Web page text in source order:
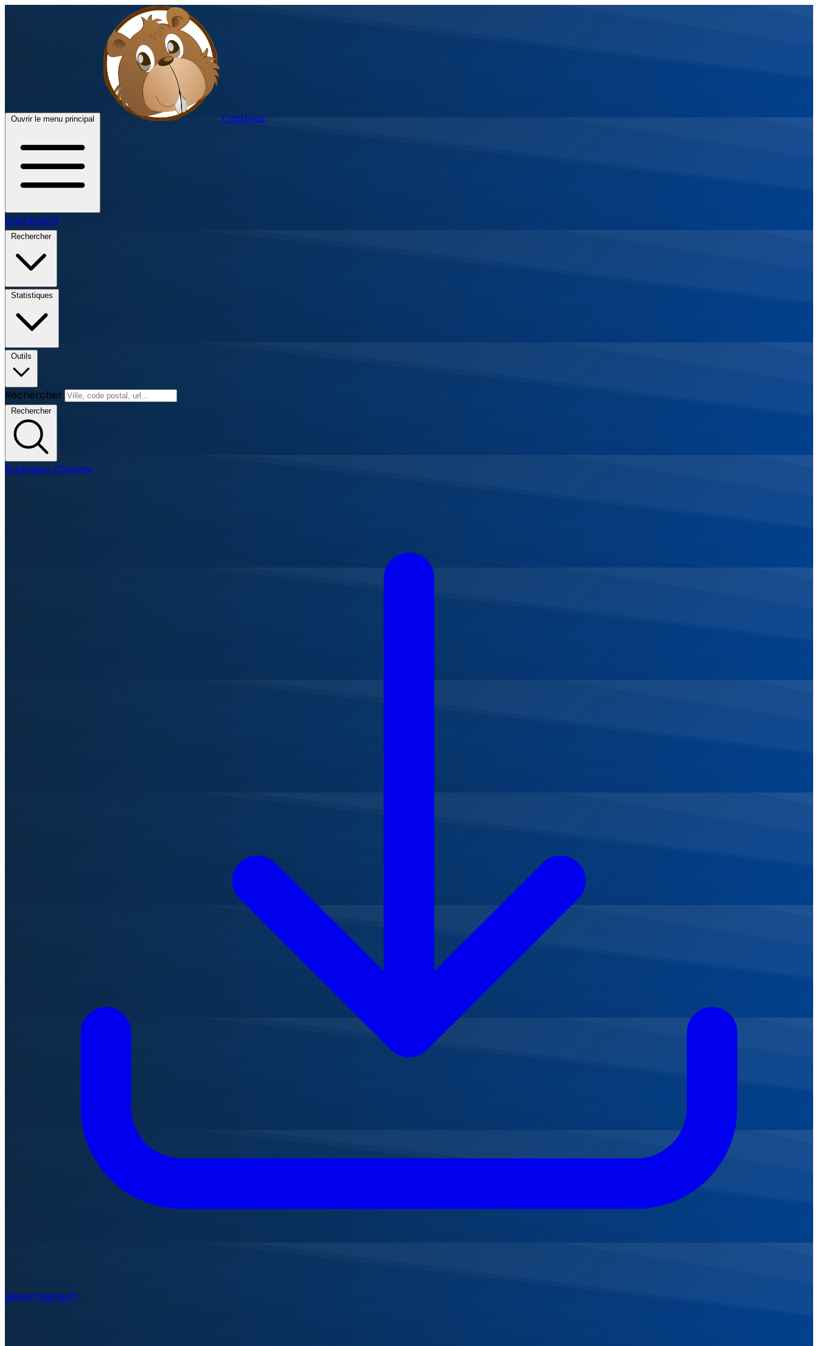
Ouvrir le menu principal Castorus
Dashboard
Rechercher
Statistiques
Outils
Rechercher
Rechercher
Extension Chrome
Mode Premium